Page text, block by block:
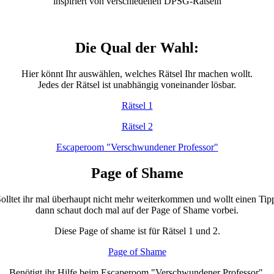
Die Qual der Wahl:
Hier könnt Ihr auswählen, welches Rätsel Ihr machen wollt.
Jedes der Rätsel ist unabhängig voneinander lösbar.
Rätsel 1
Rätsel 2
Escaperoom "Verschwundener Professor"
Page of Shame
ihr mal überhaupt nicht mehr weiterkommen und wollt einen
dann schaut doch mal auf der Page of Shame vorbei.
Diese Page of shame ist für Rätsel 1 und 2.
Page of Shame